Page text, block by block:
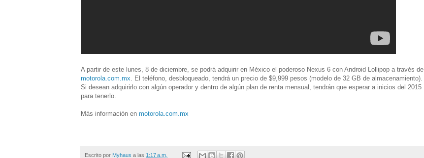
A partir de este lunes, 8 de diciembre, se podrá adquirir en México el poderoso Nexus 6 con Android Lollipop a través de
motorola.com.mx . El teléfono, desbloqueado, tendrá un precio de $9,999 pesos (modelo de 32 GB de almacenamiento).
Si desean adquirirlo con algún operador y dentro de algún plan de renta mensual, tendrán que esperar a inicios del 2015
para tenerlo.
Más información en motorola.com.mx
Escrito por Myhaus a las 1:17 a.m.